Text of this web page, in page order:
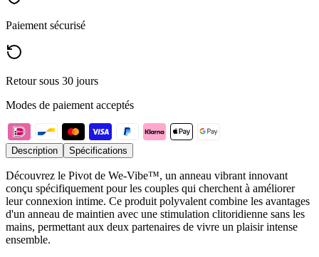
Paiement sécurisé
Retour sous 30 jours
Modes de paiement acceptés
Description Spécifications
Découvrez le Pivot de We-Vibe™, un anneau vibrant innovant
conçu spécifiquement pour les couples qui cherchent à améliorer
leur connexion intime. Ce produit polyvalent combine les avantages
d'un anneau de maintien avec une stimulation clitoridienne sans les
mains, permettant aux deux partenaires de vivre un plaisir intense
ensemble.